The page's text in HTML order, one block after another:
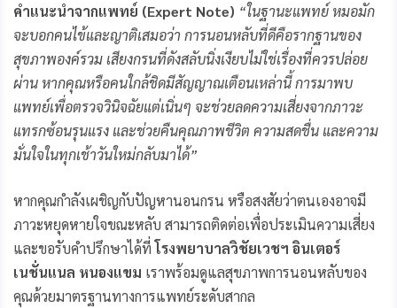
คำแนะนำจากแพทย์ (Expert Note) “ในฐานะแพทย์ หมอมัก
จะบอกคนไข้และญาติเสมอว่า การนอนหลับที่ดีคือรากฐานของ
สุขภาพองค์รวม เสียงกรนที่ดังสลับนิ่งเงียบไม่ใช่เรื่องที่ควรปล่อย
ผ่าน หากคุณหรือคนใกล้ชิดมีสัญญาณเตือนเหล่านี้ การมาพบ
แพทย์เพื่อตรวจวินิจฉัยแต่เนิ่นๆ จะช่วยลดความเสี่ยงจากภาวะ
แทรกซ้อนรุนแรง และช่วยคืนคุณภาพชีวิต ความสดชื่น และความ
มั่นใจในทุกเช้าวันใหม่กลับมาได้”
หากคุณกำลังเผชิญกับปัญหานอนกรน หรือสงสัยว่าตนเองอาจมี
ภาวะหยุดหายใจขณะหลับ สามารถติดต่อเพื่อประเมินความเสี่ยง
และขอรับคำปรึกษาได้ที่โรงพยาบาลวิชัยเวชฯ อินเตอร์
เนชั่นแนล หนองแขม เราพร้อมดูแลสุขภาพการนอนหลับของ
คุณด้วยมาตรฐานทางการแพทย์ระดับสากล